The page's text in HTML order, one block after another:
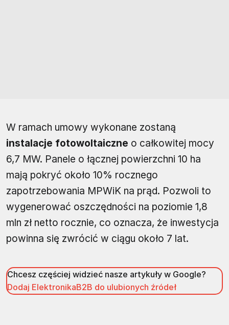
W ramach umowy wykonane zostaną
instalacje fotowoltaiczne o całkowitej mocy
6,7 MW. Panele o łącznej powierzchni 10 ha
mają pokryć około 10% rocznego
zapotrzebowania MPWiK na prąd. Pozwoli to
wygenerować oszczędności na poziomie 1,8
mln zł netto rocznie, co oznacza, że inwestycja
powinna się zwrócić w ciągu około 7 lat.
Chcesz częściej widzieć nasze artykuły w Google?
Dodaj ElektronikaB2B do ulubionych źródeł